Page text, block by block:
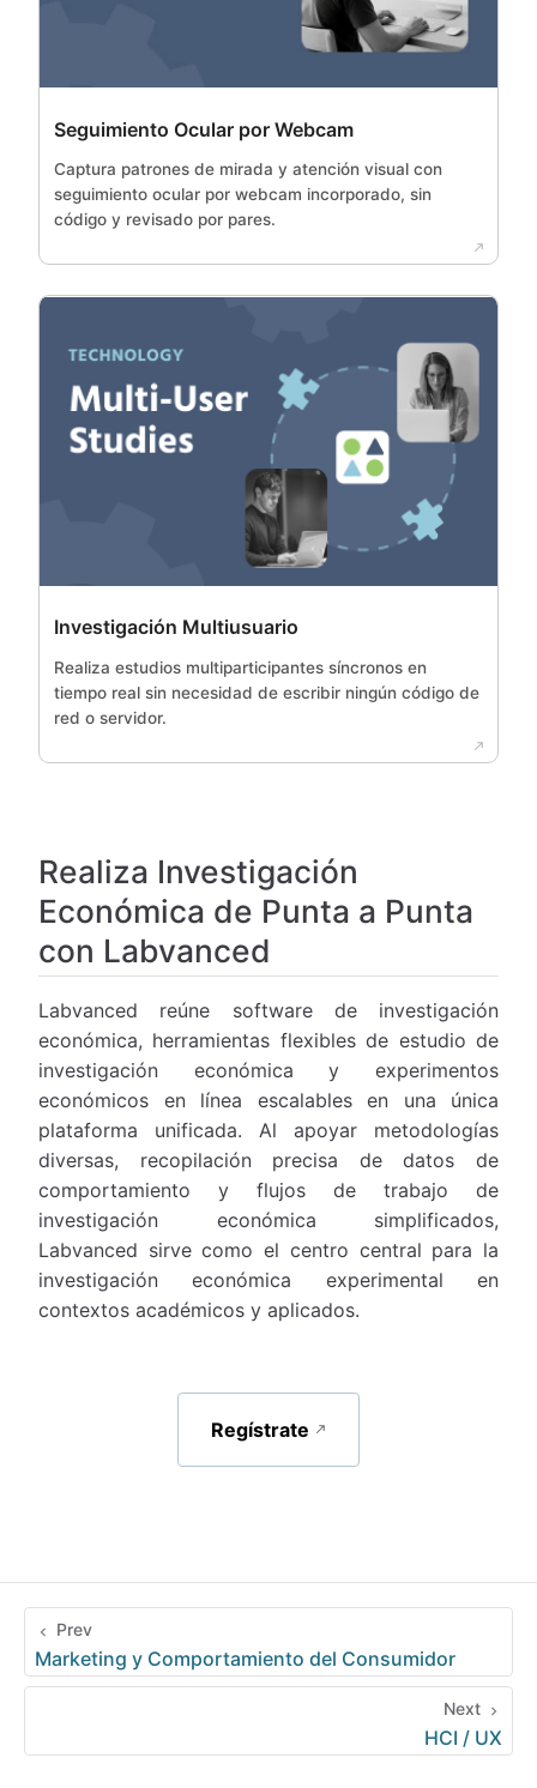
Seguimiento Ocular por Webcam
Captura patrones de mirada y atención visual con
seguimiento ocular por webcam incorporado, sin
código y revisado por pares.
Investigación Multiusuario
Realiza estudios multiparticipantes síncronos en
tiempo real sin necesidad de escribir ningún código de
red o servidor.
Realiza Investigación
Económica de Punta a Punta
con Labvanced
Labvanced reúne software de investigación
económica, herramientas flexibles de estudio de
investigación económica y experimentos
económicos en línea escalables en una única
plataforma unificada. Al apoyar metodologías
diversas, recopilación precisa de datos de
comportamiento y flujos de trabajo de
investigación económica simplificados,
Labvanced sirve como el centro central para la
investigación económica experimental en
contextos académicos y aplicados.
Regístrate
Prev
Marketing y Comportamiento del Consumidor
Next
HCI / UX